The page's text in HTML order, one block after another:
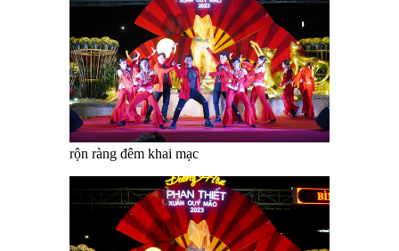
rộn ràng đêm khai mạc